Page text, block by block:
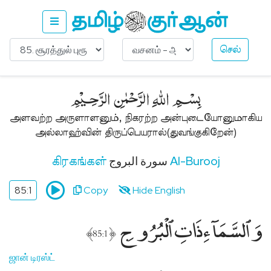
Ask
About
பற்றி
கேளுங்கள்
Quran
(Non-
(பிற
செல்
﷽
அளவற்ற அருளாளனும், நிகரற்ற அன்புடையோனுமாகிய
அல்லாஹ்வின் திருப்பெயரால்(துவங்குகிறேன்)
கிரகங்கள் سورة البروجAl-Burooj
85:1 Copy Hide English
وَٱلسَّمَآءِ ذَاتِ ٱلْبُرُوجِ﴿85:1﴾
ஜான் டிரஸ்ட்